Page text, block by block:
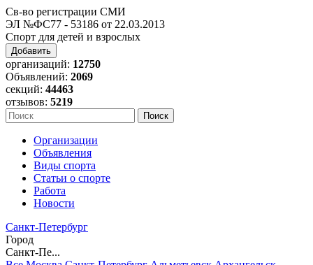
Св-во регистрации СМИ
ЭЛ №ФС77 - 53186 от 22.03.2013
Спорт для детей и взрослых
Добавить
организаций: 12750
Объявлений: 2069
секций: 44463
отзывов: 5219
Организации
Объявления
Виды спорта
Статьи о спорте
Работа
Новости
Санкт-Петербург
Город
Санкт-Пе...